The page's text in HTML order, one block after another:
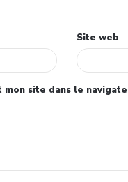
Site web
site dans le